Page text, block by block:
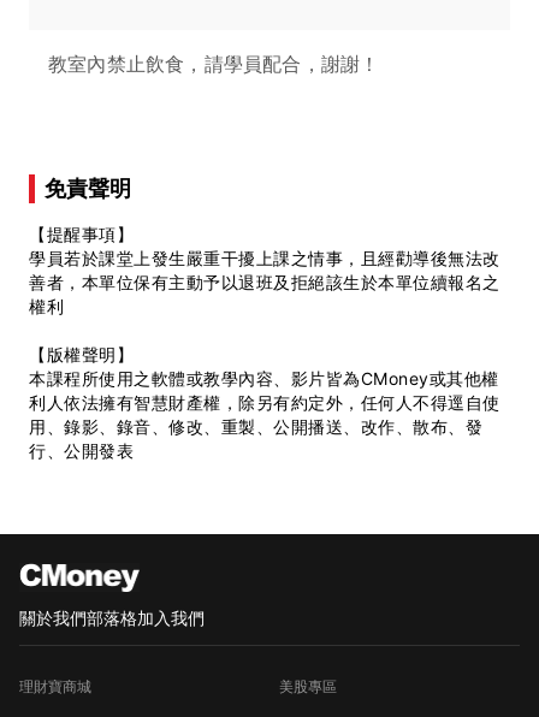
教室內禁止飲食，請學員配合，謝謝！
免責聲明
【提醒事項】
學員若於課堂上發生嚴重干擾上課之情事，且經勸導後無法改
善者，本單位保有主動予以退班及拒絕該生於本單位續報名之
權利
【版權聲明】
本課程所使用之軟體或教學內容、影片皆為CMoney或其他權
利人依法擁有智慧財產權，除另有約定外，任何人不得逕自使
用、錄影、錄音、修改、重製、公開播送、改作、散布、發
行、公開發表
關於我們部落格加入我們
理財寶商城 美股專區